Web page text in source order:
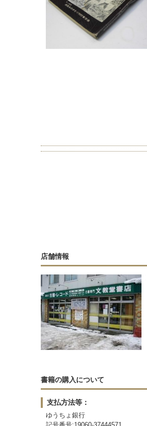
店舗情報
書籍の購入について
支払方法等：
ゆうちょ銀行